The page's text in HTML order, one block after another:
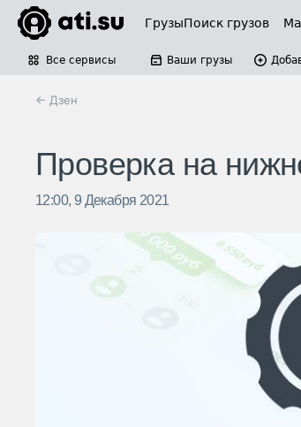
ГрузыПоиск грузов
Все сервисы Ваши грузы
← Дзен
Проверка на
12:00, 9 Декабря 2021